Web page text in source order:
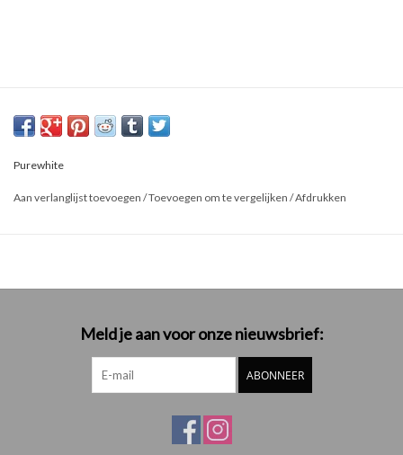
Purewhite
Aan verlanglijst toevoegen /Toevoegen om te vergelijken /Afdrukken
Meld je aan voor onze nieuwsbrief:
ABONNEER